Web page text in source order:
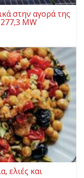
στην αγορά της
MW
ελιές και